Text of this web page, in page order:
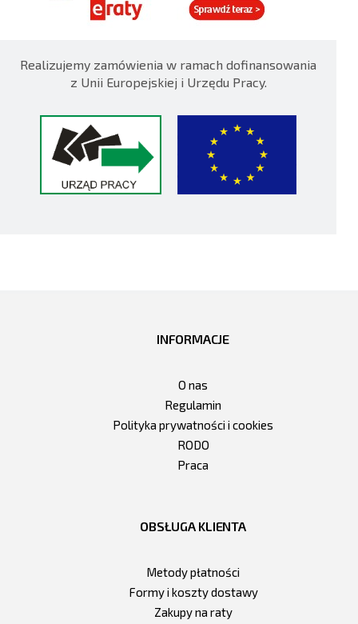
Realizujemy zamówienia w ramach dofinansowania
z Unii Europejskiej i Urzędu Pracy.
INFORMACJE
O nas
Regulamin
Polityka prywatności i cookies
RODO
Praca
OBSŁUGA KLIENTA
Metody płatności
Formy i koszty dostawy
Zakupy na raty